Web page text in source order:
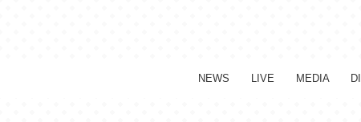
NEWS LIVE MEDIA